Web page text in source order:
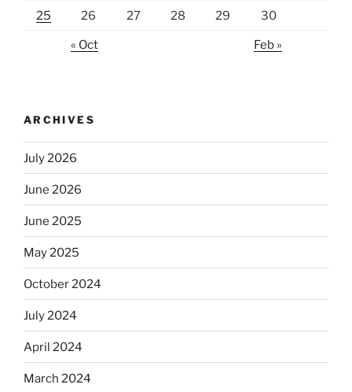
25 26 27 28 29 30
« Oct Feb »
ARCHIVES
July 2026
June 2026
June 2025
May 2025
October 2024
July 2024
April 2024
March 2024